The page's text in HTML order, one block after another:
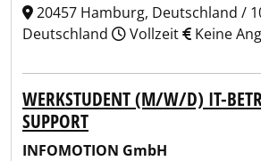
20457 Hamburg, Deutschland /
Deutschland
Vollzeit Keine
WERKSTUDENT (M/W/D) IT-
SUPPORT
INFOMOTION GmbH